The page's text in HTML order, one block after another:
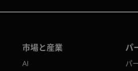
市場と産業
AI
パ
パ